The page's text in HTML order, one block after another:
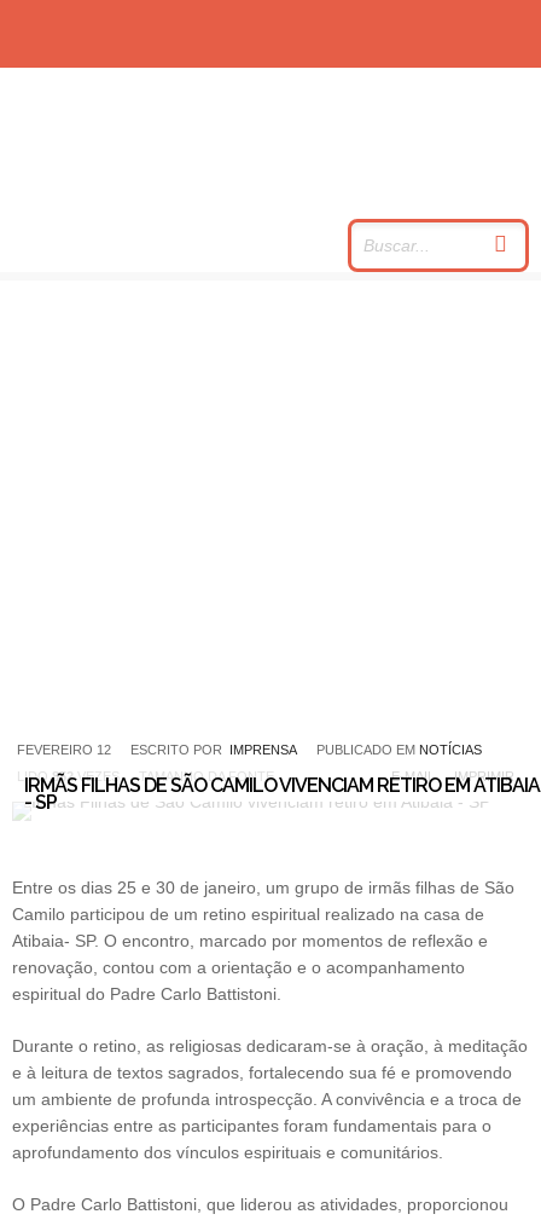
FEVEREIRO 12 ESCRITO POR IMPRENSA PUBLICADO EM NOTÍCIAS
LIDO852VEZES TAMANHO DA FONTE IMPRIMIR
E-MAIL
IRMÃS FILHAS DE SÃO CAMILO VIVENCIAM RETIRO EM ATIBAIA
- SP
Entre os dias 25 e 30 de janeiro, um grupo de irmãs filhas de São
Camilo participou de um retino espiritual realizado na casa de
Atibaia- SP. O encontro, marcado por momentos de reflexão e
renovação, contou com a orientação e o acompanhamento
espiritual do Padre Carlo Battistoni.
Durante o retino, as religiosas dedicaram-se à oração, à meditação
e à leitura de textos sagrados, fortalecendo sua fé e promovendo
um ambiente de profunda introspecção. A convivência e a troca de
experiências entre as participantes foram fundamentais para o
aprofundamento dos vínculos espirituais e comunitários.
O Padre Carlo Battistoni, que liderou as atividades, proporcionou